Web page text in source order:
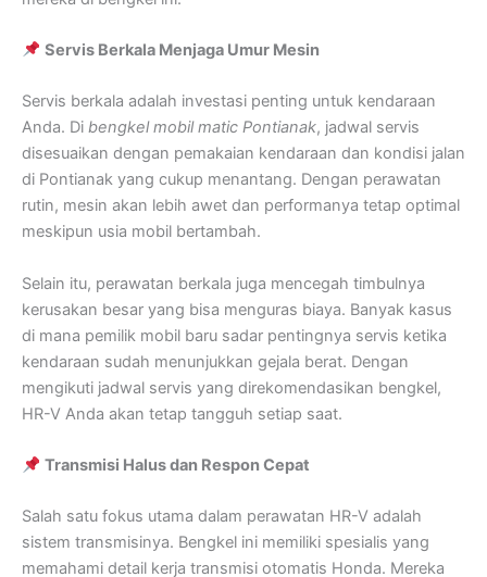
Servis Berkala Menjaga Umur Mesin
Servis berkala adalah investasi penting untuk kendaraan
Anda. Di bengkel mobil matic Pontianak, jadwal servis
disesuaikan dengan pemakaian kendaraan dan kondisi jalan
di Pontianak yang cukup menantang. Dengan perawatan
rutin, mesin akan lebih awet dan performanya tetap optimal
meskipun usia mobil bertambah.
Selain itu, perawatan berkala juga mencegah timbulnya
kerusakan besar yang bisa menguras biaya. Banyak kasus
di mana pemilik mobil baru sadar pentingnya servis ketika
kendaraan sudah menunjukkan gejala berat. Dengan
mengikuti jadwal servis yang direkomendasikan bengkel,
HR-V Anda akan tetap tangguh setiap saat.
Transmisi Halus dan Respon Cepat
Salah satu fokus utama dalam perawatan HR-V adalah
sistem transmisinya. Bengkel ini memiliki spesialis yang
memahami detail kerja transmisi otomatis Honda. Mereka